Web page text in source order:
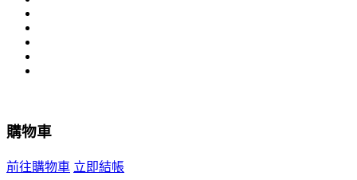
購物車
前往購物車 立即結帳